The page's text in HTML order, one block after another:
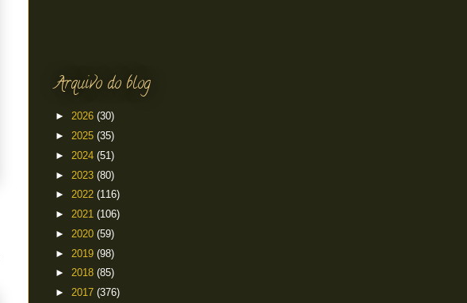
Arquivo do blog
► 2026 (30)
► 2025 (35)
► 2024 (51)
► 2023 (80)
► 2022 (116)
► 2021 (106)
► 2020 (59)
► 2019 (98)
► 2018 (85)
► 2017 (376)